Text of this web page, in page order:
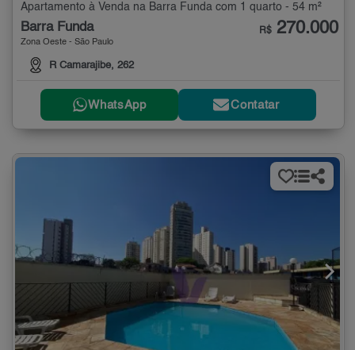
Apartamento à Venda na Barra Funda com 1 quarto - 54 m²
Barra Funda
Zona Oeste - São Paulo
R Camarajibe, 262
R$ 270.000
WhatsApp Contatar